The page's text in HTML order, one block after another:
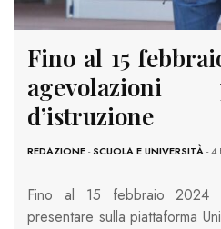
Fino al 15
d’istruzione
REDAZIONE-SCUOLA E UNIVERSITÀ- 4
Fino al 15 febbraio 2024
presentare sulla piattaforma